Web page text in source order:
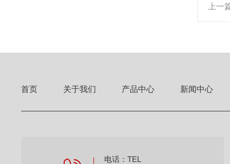
上一
首页 关于我们 产品中心 新闻中心
电话：TEL